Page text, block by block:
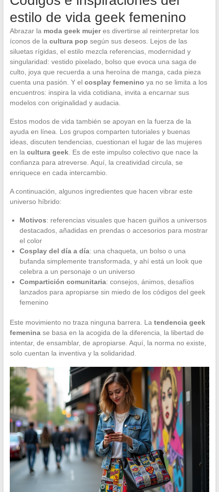
estilo de vida geek femenino
Abrazar la moda geek mujeres divertirse al reinterpretar los
íconos de la cultura pop según sus deseos. Lejos de las
siluetas rígidas, el estilo mezcla referencias, modernidad y
singularidad: vestido pixelado, bolso que evoca una saga de
culto, joya que recuerda a una heroína de manga, cada pieza
cuenta una pasión. Y el cosplay femenino ya no se limita a los
encuentros: inspira la vida cotidiana, invita a encarnar sus
modelos con originalidad y audacia.
Estos modos de vida también se apoyan en la fuerza de la
ayuda en línea. Los grupos comparten tutoriales y buenas
ideas, discuten tendencias, cuestionan el lugar de las mujeres
en la cultura geek. Es de este impulso colectivo que nace la
confianza para atreverse. Aquí, la creatividad circula, se
enriquece en cada intercambio.
A continuación, algunos ingredientes que hacen vibrar este
universo híbrido:
Motivos: referencias visuales que hacen guiños a universos
destacados, añadidas en prendas o accesorios para mostrar
el color
Cosplay del día a día: una chaqueta, un bolso o una
bufanda simplemente transformada, y ahí está un look que
celebra a un personaje o un universo
Compartición comunitaria: consejos, ánimos, desafíos
lanzados para apropiarse sin miedo de los códigos del geek
femenino
Este movimiento no traza ninguna barrera. La tendencia geek
femeninase basa en la acogida de la diferencia, la libertad de
intentar, de ensamblar, de apropiarse. Aquí, la norma no existe,
solo cuentan la inventiva y la solidaridad.